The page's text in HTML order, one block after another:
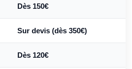
Dès 150€
Sur devis (dès 350€)
Dès 120€